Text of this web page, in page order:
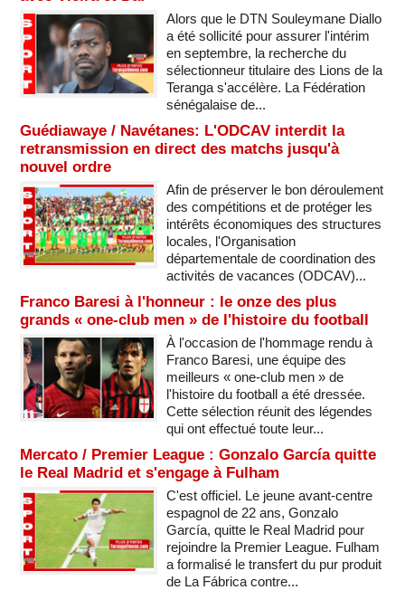
Alors que le DTN Souleymane Diallo
a été sollicité pour assurer l'intérim
en septembre, la recherche du
sélectionneur titulaire des Lions de la
Teranga s'accélère. La Fédération
sénégalaise de...
Guédiawaye / Navétanes: L'ODCAV interdit la
retransmission en direct des matchs jusqu'à
nouvel ordre
Afin de préserver le bon déroulement
des compétitions et de protéger les
intérêts économiques des structures
locales, l'Organisation
départementale de coordination des
activités de vacances (ODCAV)...
Franco Baresi à l'honneur : le onze des plus
grands « one-club men » de l'histoire du football
À l'occasion de l'hommage rendu à
Franco Baresi, une équipe des
meilleurs « one-club men » de
l'histoire du football a été dressée.
Cette sélection réunit des légendes
qui ont effectué toute leur...
Mercato / Premier League : Gonzalo García quitte
le Real Madrid et s'engage à Fulham
C'est officiel. Le jeune avant-centre
espagnol de 22 ans, Gonzalo
García, quitte le Real Madrid pour
rejoindre la Premier League. Fulham
a formalisé le transfert du pur produit
de La Fábrica contre...